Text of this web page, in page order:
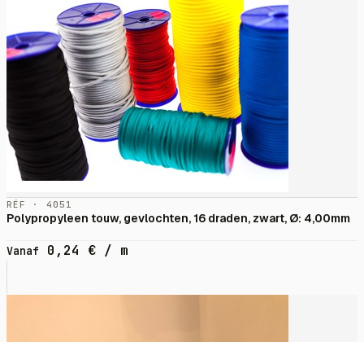
RÉF · 4051
Polypropyleen touw, gevlochten, 16 draden, zwart, Ø: 4,00mm
Vanaf 0,24 € / m